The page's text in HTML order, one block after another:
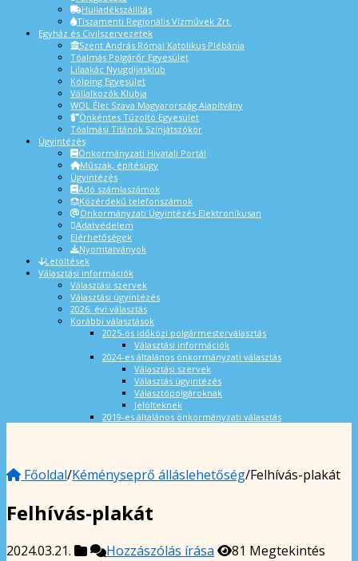
Hulladékszállítás
Tiszamenti Regionális Vízművek Zrt.
Egyház és Civilszervezetek
Szent András Római Katolikus Plébánia
Tóalmás Polgárőr Egyesület
Lilaakác Nyugdíjasklub
Kolping Egyesület
Vállalkozók Klubja
WOL Élet Szava Magyarország Alapítvány
Önkéntes Tűzoltó Egyesület
Tóalmási Titánok Színjátszókör
Ügyintézés
Önkormányzati Hivatali Portál
Műszak, építésügy
Ügyintézés
Adó számlaszámok
Közérdekű telefonszámok
Önkormányzati Ügyintézés Elektronikusan
Adatvédelem
Elérhetőségek
Nyomtatványok
Letöltések
Választási információk
Választási szervek
Választási ügyintézés
2026. évi választás
Korábbi választások
2025-ös időközi polgármesterválasztás
Választási információk
2024-es általános önkormányzati választás
Választási szervek
Választás ügyintézés
Választópolgároknak
Jelölteknek
2019-es általános önkormányzati választás
Főoldal/Kéményseprő álláslehetőség/Felhívás-plakát
Felhívás-plakát
2024.03.21. Hozzászólás írása
81 Megtekintés